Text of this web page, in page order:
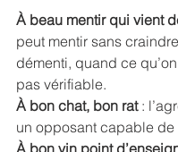
À beau mentir qui vient
peut mentir sans
démenti, quand ce
pas vérifiable.
À bon chat, bon rat :
un opposant capable de
À bon vin point